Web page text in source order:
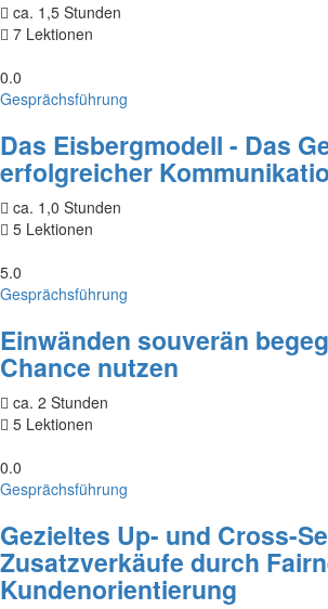
ca. 1,5 Stunden
7 Lektionen
0.0
Gesprächsführung
Das Eisbergmodell - Das
erfolgreicher
ca. 1,0 Stunden
5 Lektionen
5.0
Gesprächsführung
Einwänden souverän
Chance nutzen
ca. 2 Stunden
5 Lektionen
0.0
Gesprächsführung
Gezieltes Up- und Cross-
Zusatzverkäufe durch
Kundenorientierung